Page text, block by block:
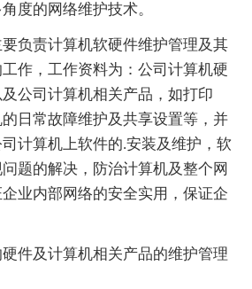
度的网络维护技术。
负责计算机软硬件维护管理及其
作，工作资料为：公司计算机硬
公司计算机相关产品，如打印
日常故障维护及共享设置等，并
计算机上软件的.安装及维护，软
题的解决，防治计算机及整个网
业内部网络的安全实用，保证企
硬件及计算机相关产品的维护管理